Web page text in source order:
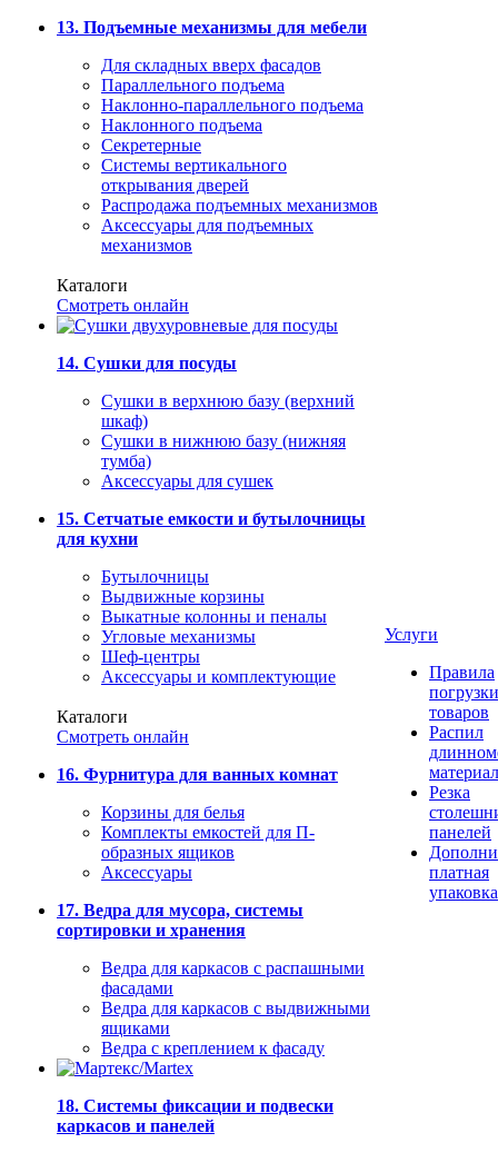
13. Подъемные механизмы для мебели
Для складных вверх фасадов
Параллельного подъема
Наклонно-параллельного подъема
Наклонного подъема
Секретерные
Системы вертикального
открывания дверей
Распродажа подъемных механизмов
Аксессуары для подъемных
механизмов
Каталоги
Смотреть онлайн
14. Сушки для посуды
Сушки в верхнюю базу (верхний
шкаф)
Сушки в нижнюю базу (нижняя
тумба)
Аксессуары для сушек
15. Сетчатые емкости и бутылочницы
для кухни
Бутылочницы
Выдвижные корзины
Выкатные колонны и пеналы
Угловые механизмы
Шеф-центры
Аксессуары и комплектующие
Каталоги
Смотреть онлайн
16. Фурнитура для ванных комнат
Корзины для белья
Комплекты емкостей для П-
образных ящиков
Аксессуары
17. Ведра для мусора, системы
сортировки и хранения
Ведра для каркасов с распашными
фасадами
Ведра для каркасов с выдвижными
ящиками
Ведра с креплением к фасаду
18. Системы фиксации и подвески
каркасов и панелей
Услуги
Правила
погрузки
товаров
Распил
Резка
панелей
платная
упаковка